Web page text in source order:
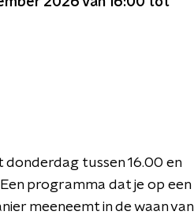
donderdag tussen 16.00 en
programma dat je op een
meeneemt in de waan van